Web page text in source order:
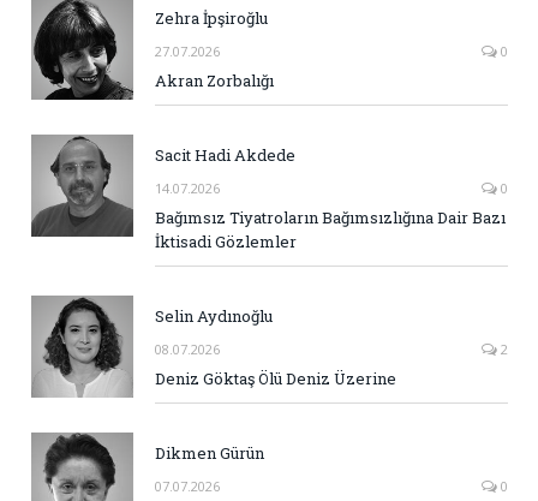
Zehra İpşiroğlu
27.07.2026 0
Akran Zorbalığı
Sacit Hadi Akdede
14.07.2026 0
Bağımsız Tiyatroların Bağımsızlığına Dair Bazı
İktisadi Gözlemler
Selin Aydınoğlu
08.07.2026 2
Deniz Göktaş Ölü Deniz Üzerine
Dikmen Gürün
07.07.2026 0